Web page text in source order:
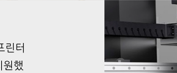
린터
원했